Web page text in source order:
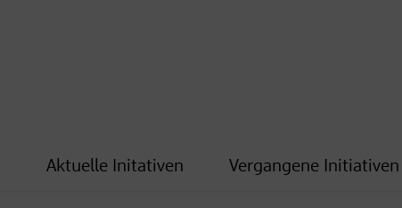
Aktuelle Initativen Vergangene Initiativen